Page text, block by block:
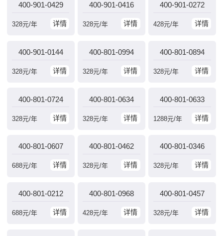
400-901-0429
详情
328元/年
400-901-0416
详情
328元/年
400-901-0272
详情
428元/年
400-901-0144
详情
328元/年
400-801-0994
详情
328元/年
400-801-0894
详情
328元/年
400-801-0724
详情
328元/年
400-801-0634
详情
328元/年
400-801-0633
详情
1288元/年
400-801-0607
详情
688元/年
400-801-0462
详情
328元/年
400-801-0346
详情
328元/年
400-801-0212
详情
688元/年
400-801-0968
详情
428元/年
400-801-0457
详情
328元/年